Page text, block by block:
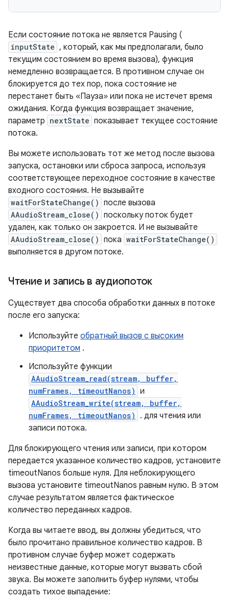
Если состояние потока не является Pausing (
inputState , который, как мы предполагали, было
текущим состоянием во время вызова), функция
немедленно возвращается. В противном случае он
блокируется до тех пор, пока состояние не
перестанет быть «Пауза» или пока не истечет время
ожидания. Когда функция возвращает значение,
параметр nextState показывает текущее состояние
потока.
Вы можете использовать тот же метод после вызова
запуска, остановки или сброса запроса, используя
соответствующее переходное состояние в качестве
входного состояния. Не вызывайте
waitForStateChange() после вызова
AAudioStream_close() поскольку поток будет
удален, как только он закроется. И не вызывайте
AAudioStream_close() пока waitForStateChange()
выполняется в другом потоке.
Чтение и запись в аудиопоток
Существует два способа обработки данных в потоке
после его запуска:
Используйте обратный вызов с высоким
приоритетом .
Используйте функции
AAudioStream_read(stream, buffer,
numFrames, timeoutNanos) и
AAudioStream_write(stream, buffer,
numFrames, timeoutNanos)
. для чтения или
записи потока.
Для блокирующего чтения или записи, при котором
передается указанное количество кадров, установите
timeoutNanos больше нуля. Для неблокирующего
вызова установите timeoutNanos равным нулю. В этом
случае результатом является фактическое
количество переданных кадров.
Когда вы читаете ввод, вы должны убедиться, что
было прочитано правильное количество кадров. В
противном случае буфер может содержать
неизвестные данные, которые могут вызвать сбой
звука. Вы можете заполнить буфер нулями, чтобы
создать тихое выпадение: